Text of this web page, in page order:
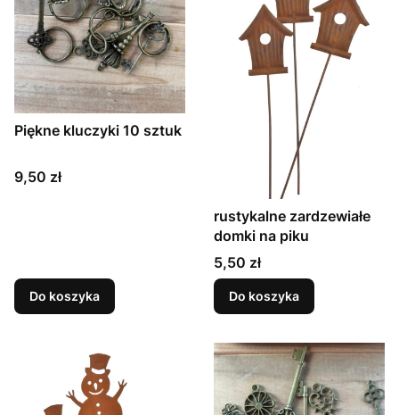
Piękne kluczyki 10 sztuk
Cena
9,50 zł
Do koszyka
rustykalne zardzewiałe
domki na piku
Cena
5,50 zł
Do koszyka